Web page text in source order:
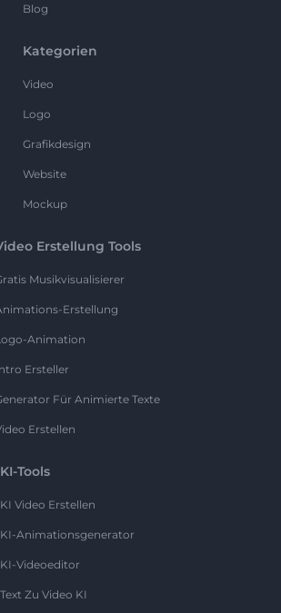
Blog
Kategorien
Video
Logo
Grafikdesign
Website
Mockup
Erstellung Tools
Musikvisualisierer
Erstellung
Animation
Ersteller
Für Animierte Texte
Erstellen
KI-Tools
KI Video Erstellen
KI-Animationsgenerator
KI-Videoeditor
Text Zu Video KI